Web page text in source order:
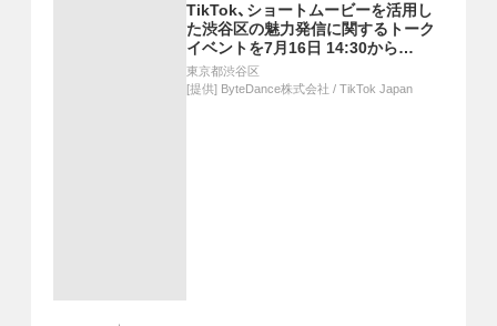
TikTok、ショートムービーを活用し
た渋谷区の魅力発信に関するトーク
イベントを7月16日 14:30から
MIYASHITA PARKで開催
東京都渋谷区
[提供] ByteDance株式会社 / TikTok Japan